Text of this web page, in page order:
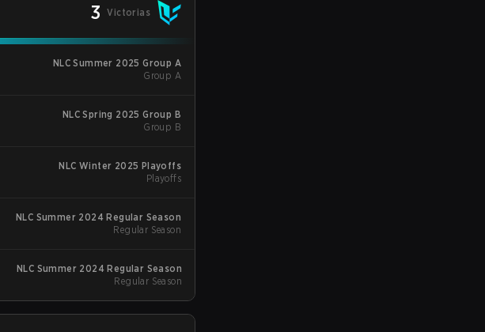
3 Victorias
NLC Summer 2025 Group A
Group A
NLC Spring 2025 Group B
Group B
NLC Winter 2025 Playoffs
Playoffs
NLC Summer 2024 Regular Season
Regular Season
NLC Summer 2024 Regular Season
Regular Season